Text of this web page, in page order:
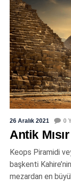
26 Aralık 2021 0
Antik
Keops Piramidi
başkenti
mezardan en